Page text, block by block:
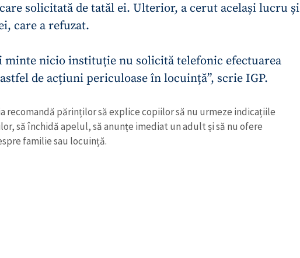
solicitată de tatăl ei. Ulterior, a cerut același lucru și
care a refuzat.
minte nicio instituție nu solicită telefonic efectuarea
de acțiuni periculoase în locuință”, scrie IGP.
recomandă părinților să explice copiilor să nu urmeze indicațiile
să închidă apelul, să anunțe imediat un adult și să nu ofere
familie sau locuință.